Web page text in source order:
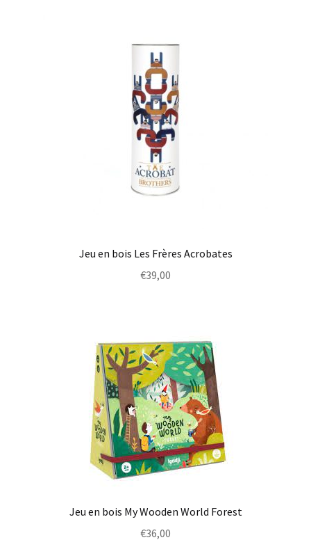
Jeu en bois Les Frères Acrobates
€39,00
Jeu en bois My Wooden World Forest
€36,00